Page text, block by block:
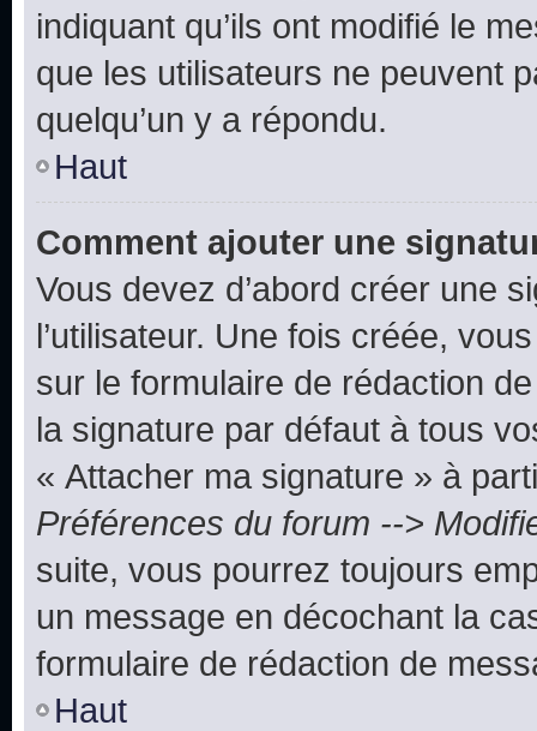
indiquant qu’ils ont modifié le
que les utilisateurs ne peuvent
quelqu’un y a répondu.
Haut
Comment ajouter une
Vous devez d’abord créer une
l’utilisateur. Une fois créée,
sur le formulaire de rédaction
la signature par défaut à tous
« Attacher ma signature » à
Préférences du forum -->
suite, vous pourrez toujours
un message en décochant la
formulaire de rédaction de
Haut